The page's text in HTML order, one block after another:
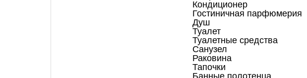
Кондиционер
Гостиничная парфюмерия
Душ
Туалет
Туалетные средства
Санузел
Раковина
Тапочки
Банные полотенца